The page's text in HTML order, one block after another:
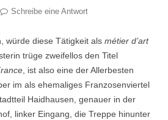
Schreibe eine Antwort
würde diese Tätigkeit als métier d’art
trüge zweifellos den Titel
, ist also eine der Allerbesten
im als ehemaliges Franzosenviertel
Haidhausen, genauer in der
linker Eingang, die Treppe hinunter